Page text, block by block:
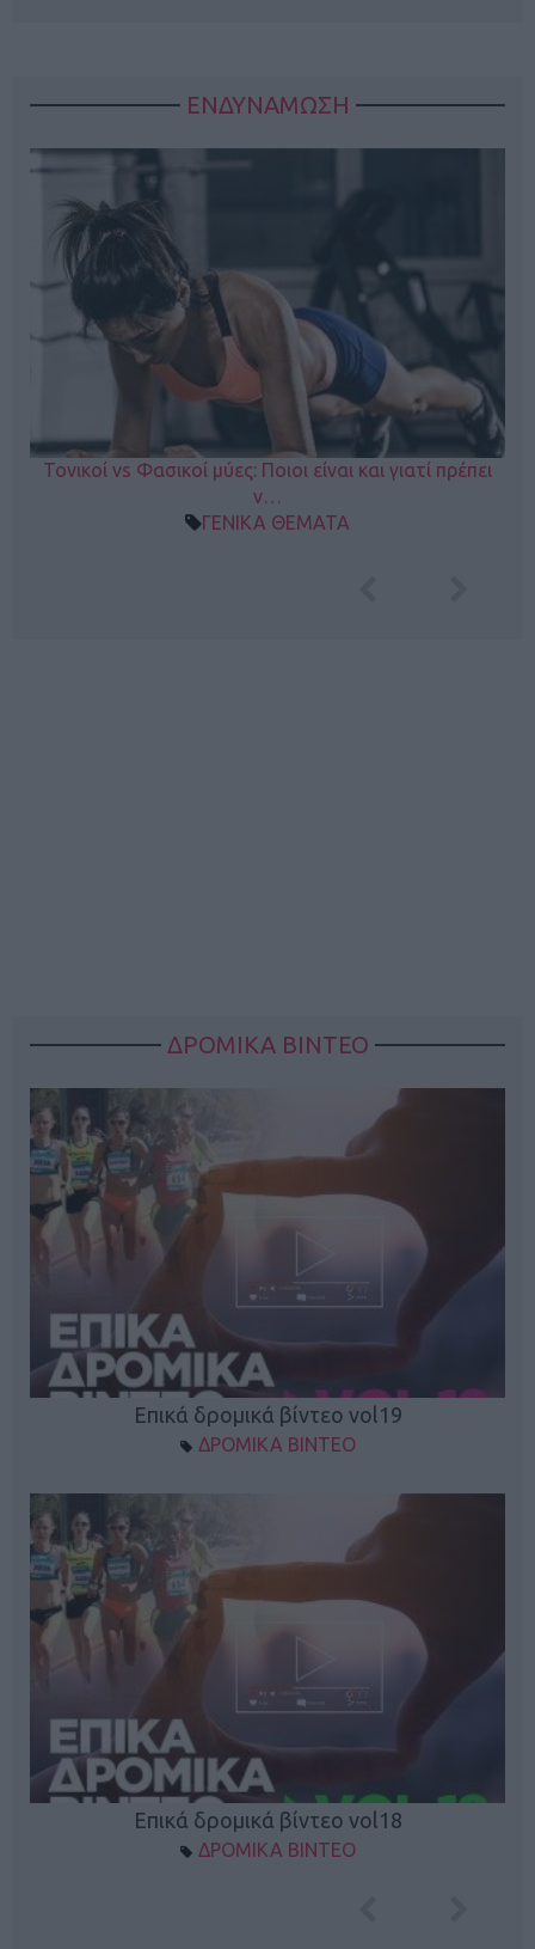
ΕΝΔΥΝΑΜΩΣΗ
Τονικοί vs Φασικοί μύες: Ποιοι είναι και γιατί πρέπει
ν…
ΓΕΝΙΚΑ ΘΕΜΑΤΑ
ΔΡΟΜΙΚΑ ΒΙΝΤΕΟ
Επικά δρομικά βίντεο vol19
ΔΡΟΜΙΚΑ ΒΙΝΤΕΟ
Επικά δρομικά βίντεο vol18
ΔΡΟΜΙΚΑ ΒΙΝΤΕΟ